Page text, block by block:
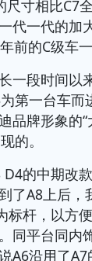
尺寸相比C7
代一代的加
前的C级车
一段时间以
第一台车而
品牌形象的
的。
D4的中期改
了A8上后，
标杆，以方
同平台同内
A6沿用了A7